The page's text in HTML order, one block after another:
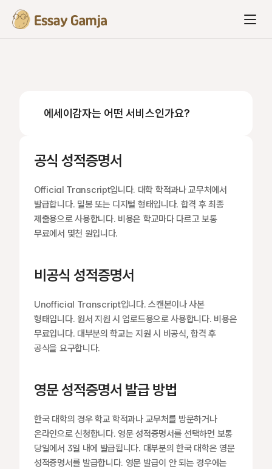
에세이감자는 어떤 서비스인가요?
공식 성적증명서
Official Transcript입니다. 대학 학적과나 교무처에서
발급합니다. 밀봉 또는 디지털 형태입니다. 합격 후 최종
제출용으로 사용합니다. 비용은 학교마다 다르고 보통
무료에서 몇천 원입니다.
비공식 성적증명서
Unofficial Transcript입니다. 스캔본이나 사본
형태입니다. 원서 지원 시 업로드용으로 사용합니다. 비용은
무료입니다. 대부분의 학교는 지원 시 비공식, 합격 후
공식을 요구합니다.
영문 성적증명서 발급 방법
한국 대학의 경우 학교 학적과나 교무처를 방문하거나
온라인으로 신청합니다. 영문 성적증명서를 선택하면 보통
당일에서 3일 내에 발급됩니다. 대부분의 한국 대학은 영문
성적증명서를 발급합니다. 영문 발급이 안 되는 경우에는